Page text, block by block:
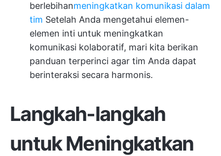
berlebihanmeningkatkan komunikasi dalam
tim Setelah Anda mengetahui elemen-
elemen inti untuk meningkatkan
komunikasi kolaboratif, mari kita berikan
panduan terperinci agar tim Anda dapat
berinteraksi secara harmonis.
Langkah-langkah
untuk Meningkatkan